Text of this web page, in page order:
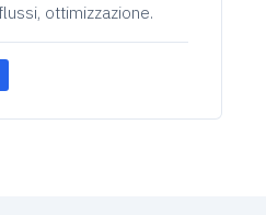
ottimizzazione.